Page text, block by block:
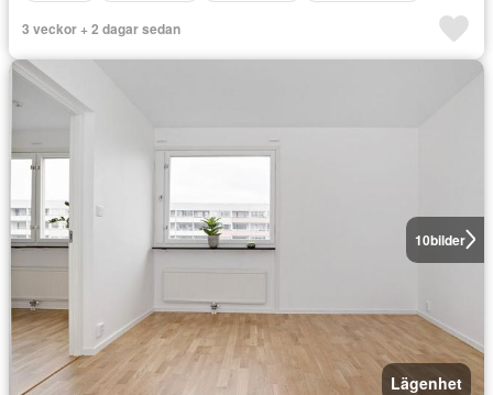
3 veckor + 2 dagar sedan
10bilder
Lägenhet